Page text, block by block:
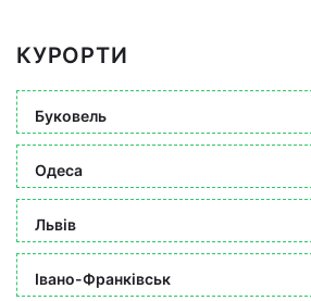
КУРОРТИ
Буковель
Одеса
Львів
Івано-Франківськ